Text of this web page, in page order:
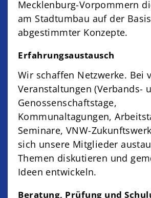
Mecklenburg-Vorpommern
am Stadtumbau auf der Basis
abgestimmter Konzepte.
Erfahrungsaustausch
Wir schaffen Netzwerke. Bei
Veranstaltungen (Verbands-
Genossenschaftstage,
Kommunaltagungen,
Seminare, VNW-
sich unsere Mitglieder
Themen diskutieren und
Ideen entwickeln.
Beratung, Prüfung und